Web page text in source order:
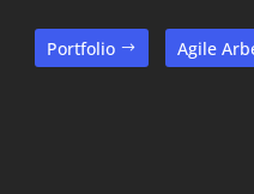
Portfolio Agile